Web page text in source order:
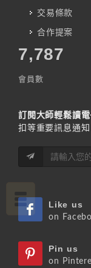
交易條款
合作提案
7,787
會員數
訂閱大師輕鬆讀電
扣等重要訊息通知
Like us
on
Pin us
on